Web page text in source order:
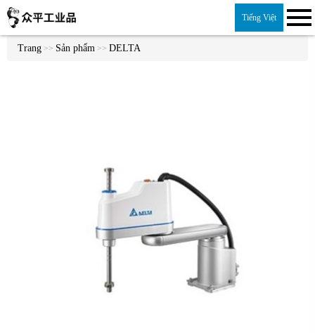
Tiếng Việt
Trang >> Sản phẩm >> DELTA